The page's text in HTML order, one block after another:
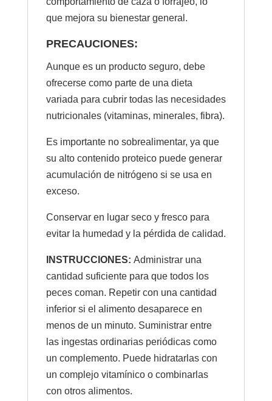
que mejora su bienestar general.
PRECAUCIONES:
Aunque es un producto seguro, debe
ofrecerse como parte de una dieta
variada para cubrir todas las necesidades
nutricionales (vitaminas, minerales, fibra).
Es importante no sobrealimentar, ya que
su alto contenido proteico puede generar
acumulación de nitrógeno si se usa en
exceso.
Conservar en lugar seco y fresco para
evitar la humedad y la pérdida de calidad.
INSTRUCCIONES: Administrar una
cantidad suficiente para que todos los
peces coman. Repetir con una cantidad
inferior si el alimento desaparece en
menos de un minuto. Suministrar entre
las ingestas ordinarias periódicas como
un complemento. Puede hidratarlas con
un complejo vitamínico o combinarlas
con otros alimentos.